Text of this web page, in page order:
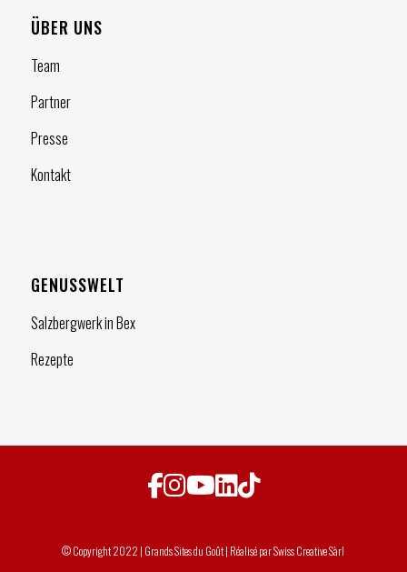
ÜBER UNS
Team
Partner
Presse
Kontakt
GENUSSWELT
Salzbergwerk in Bex
Rezepte
© Copyright 2022 | Grands Sites du Goût | Réalisé parSwiss Creative Sàrl